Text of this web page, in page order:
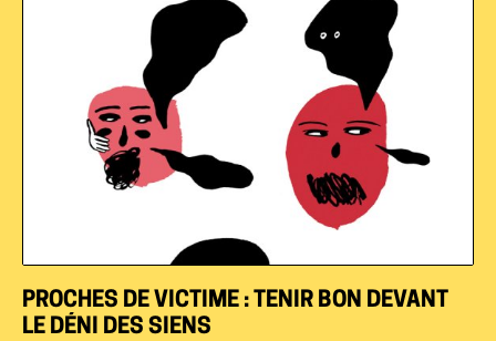
PROCHES DE VICTIME : TENIR BON DEVANT
LE DÉNI DES SIENS